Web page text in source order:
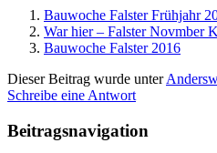
Bauwoche Falster Frühjahr
War hier – Falster Novmber
Bauwoche Falster 2016
Dieser Beitrag wurde unter
Schreibe eine Antwort
Beitragsnavigation